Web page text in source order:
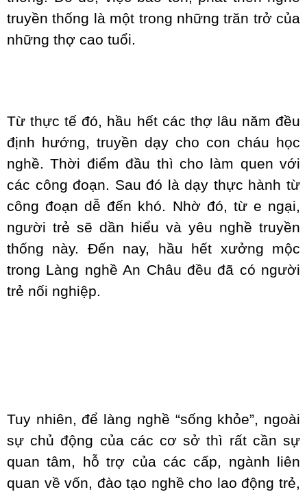
truyền thống là một trong những trăn trở của
những thợ cao tuổi.
Từ thực tế đó, hầu hết các thợ lâu năm đều
định hướng, truyền dạy cho con cháu học
nghề. Thời điểm đầu thì cho làm quen với
các công đoạn. Sau đó là dạy thực hành từ
công đoạn dễ đến khó. Nhờ đó, từ e ngại,
người trẻ sẽ dần hiểu và yêu nghề truyền
thống này. Đến nay, hầu hết xưởng mộc
trong Làng nghề An Châu đều đã có người
trẻ nối nghiệp.
Tuy nhiên, để làng nghề “sống khỏe”, ngoài
sự chủ động của các cơ sở thì rất cần sự
quan tâm, hỗ trợ của các cấp, ngành liên
quan về vốn, đào tạo nghề cho lao động trẻ,